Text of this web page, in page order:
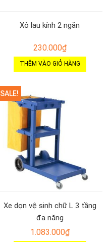
Xô lau kính 2 ngăn
230.000₫
THÊM VÀO GIỎ HÀNG
SALE!
Xe dọn vệ sinh chữ L 3 tầng
đa năng
1.083.000₫